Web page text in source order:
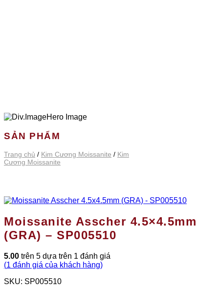
SẢN PHẨM
Trang chủ / Kim Cương Moissanite / Kim
Cương Moissanite
Moissanite Asscher 4.5×4.5mm
(GRA) – SP005510
5.00 trên 5 dựa trên 1 đánh giá
(1 đánh giá của khách hàng)
SKU: SP005510